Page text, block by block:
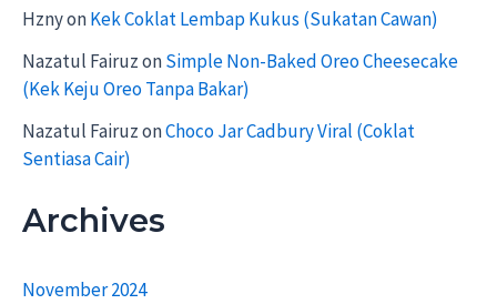
HznyonKek Coklat Lembap Kukus (Sukatan Cawan)
Nazatul FairuzonSimple Non-Baked Oreo Cheesecake
(Kek Keju Oreo Tanpa Bakar)
Nazatul FairuzonChoco Jar Cadbury Viral (Coklat
Sentiasa Cair)
Archives
November 2024